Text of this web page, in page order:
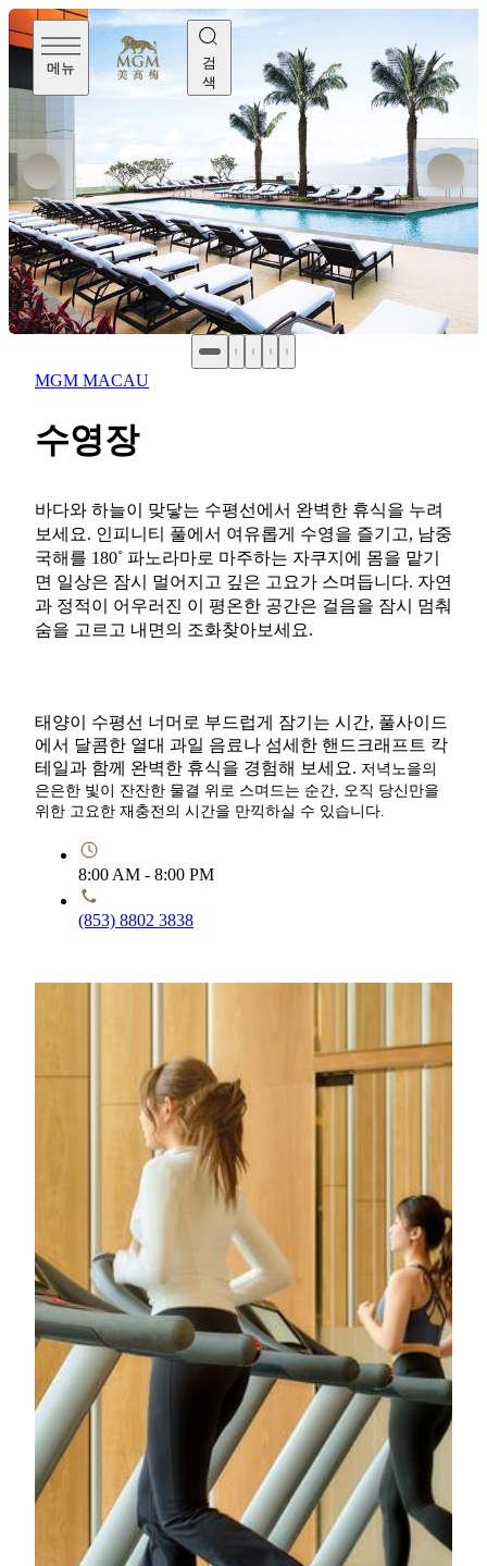
메뉴
검
색
MGM MACAU
수영장
바다와 하늘이 맞닿는 수평선에서 완벽한 휴식을 누려
보세요. 인피니티 풀에서 여유롭게 수영을 즐기고, 남중
국해를 180˚ 파노라마로 마주하는 자쿠지에 몸을 맡기
면 일상은 잠시 멀어지고 깊은 고요가 스며듭니다. 자연
과 정적이 어우러진 이 평온한 공간은 걸음을 잠시 멈춰
숨을 고르고 내면의 조화찾아보세요.
태양이 수평선 너머로 부드럽게 잠기는 시간, 풀사이드
에서 달콤한 열대 과일 음료나 섬세한 핸드크래프트 칵
테일과 함께 완벽한 휴식을 경험해 보세요. 저녁노을의
은은한 빛이 잔잔한 물결 위로 스며드는 순간, 오직 당신만을
위한 고요한 재충전의 시간을 만끽하실 수 있습니다.
8:00 AM - 8:00 PM
(853) 8802 3838
스파&피트니스 센터
MGM MACAU의 TRIA는 전통적 휴식과 모던 웰니스
가 어우러진 도심 속 안식처입니다. 다수의 수상 경력과
우아한 시설을 바탕으로, ‘럭셔리를 넘어서는 웰니
스’라는 브랜드 철학을 ‘R3 Experience’로 구현합니다. 5
성급 트리트먼트부터 빠른 효과를 위한 스피드 테라피
까지, 모든 프로그램은 신체의 균형을 회복하고 마음을
재충전하며 에너지를 끌어올리도록 세심하게 설계되었
습니다. 개인의 컨디션과 시간에 맞춘 맞춤 케어로 한
단계 깊은 웰니스 여정을 완성합니다.
더 알아보기
피트니스 센터
TRIA의 피트니스 센터는 활력을 더하고 에너지를 회복
하며 전반적인 웰빙을 한 단계 끌어올리도록 설계되었
습니다. 최첨단 시설에는 프리미엄 트레이닝 장비와 폭